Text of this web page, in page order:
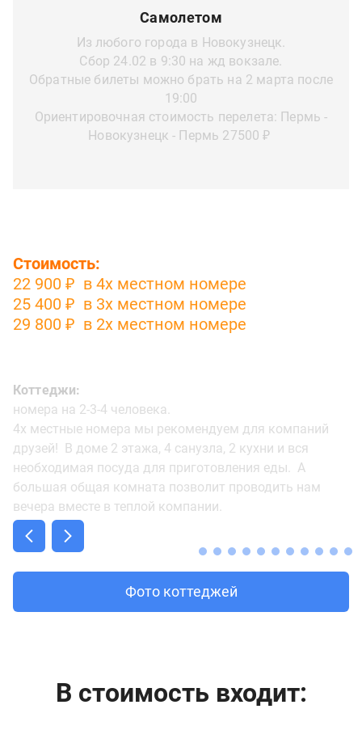
Самолетом
Из любого города в Новокузнецк.
Сбор 24.02 в 9:30 на жд вокзале.
Обратные билеты можно брать на 2 марта после
19:00
Ориентировочная стоимость перелета: Пермь -
Новокузнецк - Пермь 27500 ₽
Стоимость:
22 900 ₽ в 4х местном номере
25 400 ₽ в 3х местном номере
29 800 ₽ в 2х местном номере
Коттеджи:
номера на 2-3-4 человека.
4х местные номера мы рекомендуем для компаний
друзей! В доме 2 этажа, 4 санузла, 2 кухни и вся
необходимая посуда для приготовления еды. А
большая общая комната позволит проводить нам
вечера вместе в теплой компании.
Фото коттеджей
В стоимость входит: